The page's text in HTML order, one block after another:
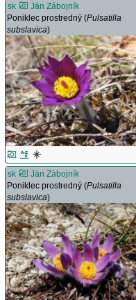
sk
Ján Zábojník
Poniklec prostredný (Pulsatilla
subslavica)
sk
Ján Zábojník
Poniklec prostredný (Pulsatilla
subslavica)